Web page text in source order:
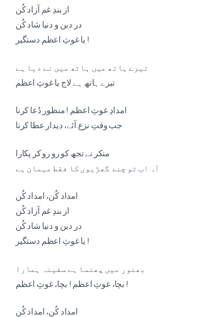
از بندِ غم آزاد کُن
در دین و دنیا شاد کُن
یا غوثِ اعظم دستگیر !
تیرے ہاتھ میں ہاتھ میں نے دیا ہے
تیرے ہاتھ ہے لاج یا غوثِ اعظم
امدادِ غوثِ اعظم ! منظور دُعا کرنا
جب وقتِ نزع آئے، دیدار عطا کرنا
منکر نے تجھ کو رو رو کر پکارا
آہ اب تو چند گھڑیوں کا فقط مہمان ہے
امداد کُن، امداد کُن
از بندِ غم آزاد کُن
در دین و دنیا شاد کُن
یا غوثِ اعظم دستگیر !
بھنور میں پھنسا ہے سفینہ ہمارا
بچا، غوثِ اعظم ! بچا، غوثِ اعظم !
امداد کُن، امداد کُن